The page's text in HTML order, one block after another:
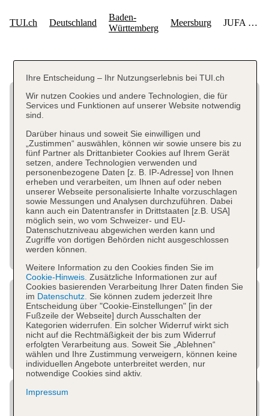
Ihre Entscheidung – Ihr Nutzungserlebnis bei TUI.ch
Wir nutzen Cookies und andere Technologien, die für
Services und Funktionen auf unserer Website notwendig
sind.
Darüber hinaus und soweit Sie einwilligen und
„Zustimmen“ auswählen, können wir sowie unsere bis zu
fünf Partner als Drittanbieter Cookies auf Ihrem Gerät
setzen, andere Technologien verwenden und
personenbezogene Daten [z. B. IP-Adresse] von Ihnen
erheben und verarbeiten, um Ihnen auf oder neben
unserer Webseite personalisierte Inhalte vorzuschlagen
sowie Messungen und Analysen durchzuführen. Dabei
kann auch ein Datentransfer in Drittstaaten [z.B. USA]
möglich sein, wo vom Schweizer- und EU-
Datenschutzniveau abgewichen werden kann und
Zugriffe von dortigen Behörden nicht ausgeschlossen
werden können.
Weitere Information zu den Cookies finden Sie im
Cookie-Hinweis. Zusätzliche Informationen zur auf
Cookies basierenden Verarbeitung Ihrer Daten finden Sie
im Datenschutz. Sie können zudem jederzeit Ihre
Entscheidung über "Cookie-Einstellungen" [in der
Fußzeile der Webseite] durch Ausschalten der
Kategorien widerrufen. Ein solcher Widerruf wirkt sich
nicht auf die Rechtmäßigkeit der bis zum Widerruf
erfolgten Verarbeitung aus. Soweit Sie „Ablehnen“
wählen und Ihre Zustimmung verweigern, können keine
individuellen Angebote unterbreitet werden, nur
notwendige Cookies sind aktiv.
Impressum